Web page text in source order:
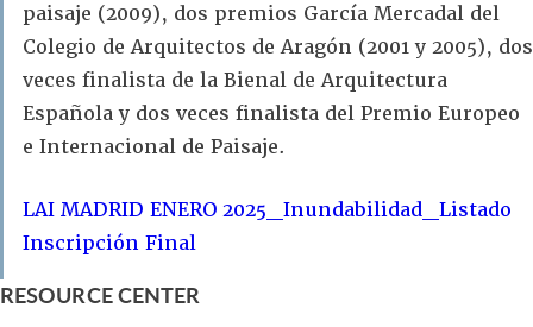
paisaje (2009), dos premios García Mercadal del
Colegio de Arquitectos de Aragón (2001 y 2005), dos
veces finalista de la Bienal de Arquitectura
Española y dos veces finalista del Premio Europeo
e Internacional de Paisaje.
LAI MADRID ENERO 2025_Inundabilidad_Listado
Inscripción Final
RESOURCE CENTER